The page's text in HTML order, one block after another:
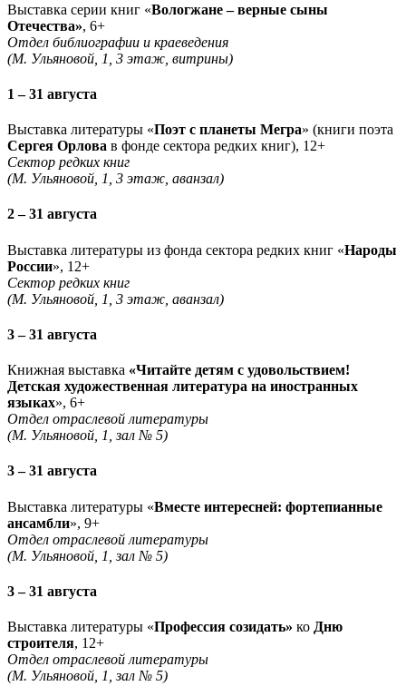
Выставка серии книг «Вологжане – верные сыны
Отечества», 6+
Отдел библиографии и краеведения
(М. Ульяновой, 1, 3 этаж, витрины)
1 – 31 августа
Выставка литературы «Поэт с планеты Мегра» (книги поэта
Сергея Орлова в фонде сектора редких книг), 12+
Сектор редких книг
(М. Ульяновой, 1, 3 этаж, аванзал)
2 – 31 августа
Выставка литературы из фонда сектора редких книг «Народы
России», 12+
Сектор редких книг
(М. Ульяновой, 1, 3 этаж, аванзал)
3 – 31 августа
Книжная выставка «Читайте детям с удовольствием!
Детская художественная литература на иностранных
языках», 6+
Отдел отраслевой литературы
(М. Ульяновой, 1, зал № 5)
3 – 31 августа
Выставка литературы «Вместе интересней: фортепианные
ансамбли», 9+
Отдел отраслевой литературы
(М. Ульяновой, 1, зал № 5)
3 – 31 августа
Выставка литературы «Профессия созидать» ко Дню
строителя, 12+
Отдел отраслевой литературы
(М. Ульяновой, 1, зал № 5)